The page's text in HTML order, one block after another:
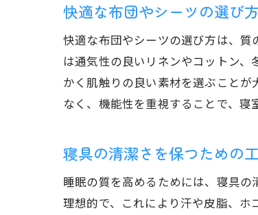
快適な布団やシーツの選び方
快適な布団やシーツの選び方は、質
は通気性の良いリネンやコットン
かく肌触りの良い素材を選ぶこと
なく、機能性を重視することで、寝
寝具の清潔さを保つための
睡眠の質を高めるためには、寝具
理想的で、これにより汗や皮脂、